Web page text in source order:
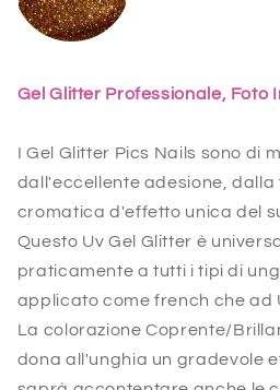
Gel Glitter Professionale, Foto
I Gel Glitter Pics Nails sono di
dall'eccellente adesione, dalla
cromatica d'effetto unica del
Questo Uv Gel Glitter è
praticamente a tutti i tipi di
applicato come french che ad
La colorazione Coprente/
dona all'unghia un gradevole